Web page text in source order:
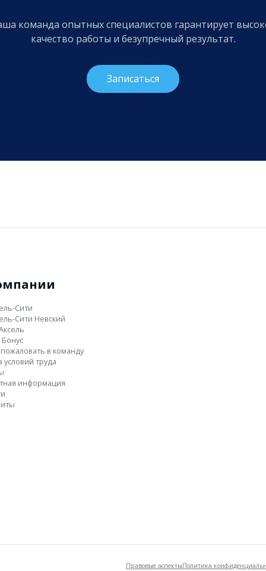
команда опытных специалистов гарантирует
качество работы и безупречный результат.
Записаться
Сити
Сити Невский
в команду
условий труда
информация
Правовые аспектыПолитика